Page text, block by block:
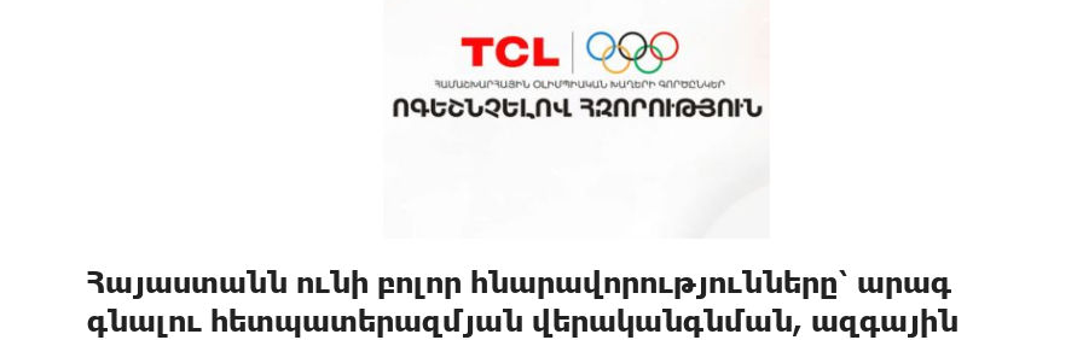
Հայաստանն ունի բոլոր հնարավորությունները՝ արագ
գնալու հետպատերազմյան վերականգնման, ազգային